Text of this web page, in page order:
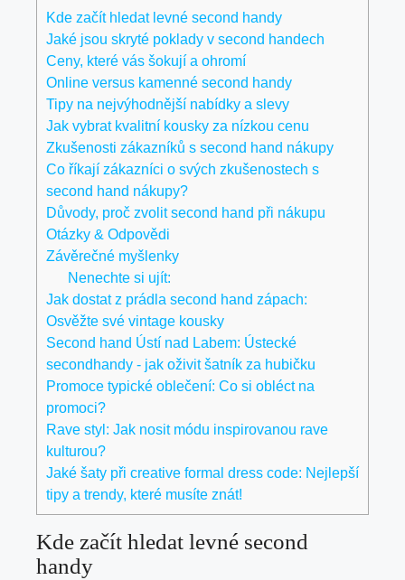
Kde začít hledat levné second handy
Jaké jsou skryté poklady v‌ second handech
Ceny, které vás šokují a ohromí
Online versus kamenné second handy
Tipy na nejvýhodnější nabídky a slevy
Jak vybrat kvalitní kousky za nízkou cenu
Zkušenosti zákazníků s second hand nákupy
Co říkají zákazníci o svých zkušenostech s
second hand nákupy?
Důvody, ⁣proč zvolit second ⁢hand při nákupu
Otázky & Odpovědi
Závěrečné myšlenky
Nenechte si ujít:
Jak dostat z prádla second hand zápach:
Osvěžte své vintage kousky
Second hand Ústí nad Labem: Ústecké
secondhandy - jak oživit šatník za hubičku
Promoce typické oblečení: Co si obléct na
promoci?
Rave styl: Jak nosit módu inspirovanou rave
kulturou?
Jaké šaty při creative formal dress code: Nejlepší
tipy a trendy, které musíte znát!
Kde začít hledat levné second
handy